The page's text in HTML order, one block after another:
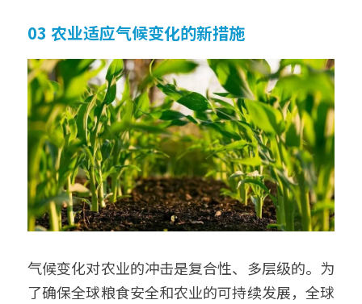
03 农业适应气候变化的新措施
气候变化对农业的冲击是复合性、多层级的。为
了确保全球粮食安全和农业的可持续发展，全球